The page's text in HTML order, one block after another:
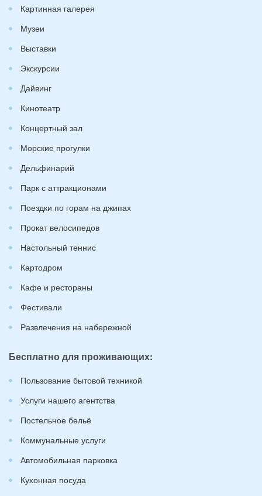
Картинная галерея
Музеи
Выставки
Экскурсии
Дайвинг
Кинотеатр
Концертный зал
Морские прогулки
Дельфинарий
Парк с аттракционами
Поездки по горам на джипах
Прокат велосипедов
Настольный теннис
Картодром
Кафе и рестораны
Фестивали
Развлечения на набережной
Бесплатно для проживающих:
Пользование бытовой техникой
Услуги нашего агентства
Постельное бельё
Коммунальные услуги
Автомобильная парковка
Кухонная посуда